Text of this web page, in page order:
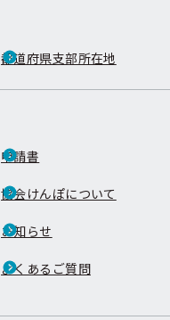
都道府県支部所在地
申請書
協会けんぽについて
お知らせ
よくあるご質問